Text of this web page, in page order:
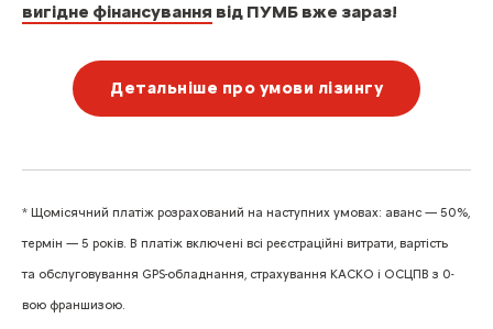
вигідне фінансування від ПУМБ вже зараз!
Детальніше про умови лізингу
* Щомісячний платіж розрахований на наступних умовах: аванс — 50%,
термін — 5 років. В платіж включені всі реєстраційні витрати, вартість
та обслуговування GPS-обладнання, страхування КАСКО і ОСЦПВ з 0-
вою франшизою.